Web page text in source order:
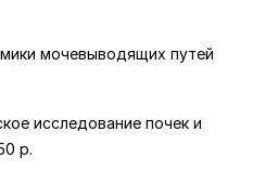
мочевыводящих путей
исследование почек и
р.